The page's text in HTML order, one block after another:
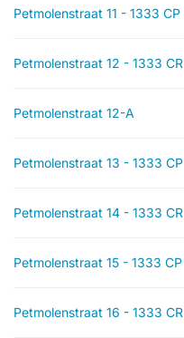
Petmolenstraat 11 - 1333 CP
Petmolenstraat 12 - 1333 CR
Petmolenstraat 12-A
Petmolenstraat 13 - 1333 CP
Petmolenstraat 14 - 1333 CR
Petmolenstraat 15 - 1333 CP
Petmolenstraat 16 - 1333 CR